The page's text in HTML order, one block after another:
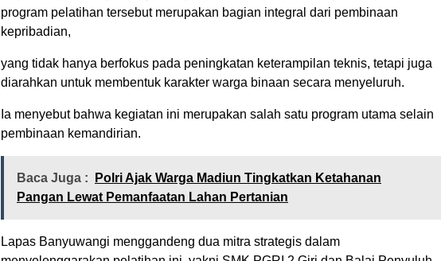
program pelatihan tersebut merupakan bagian integral dari pembinaan
kepribadian,
yang tidak hanya berfokus pada peningkatan keterampilan teknis, tetapi juga
diarahkan untuk membentuk karakter warga binaan secara menyeluruh.
Ia menyebut bahwa kegiatan ini merupakan salah satu program utama selain
pembinaan kemandirian.
Baca Juga :
Polri Ajak Warga Madiun Tingkatkan Ketahanan
Pangan Lewat Pemanfaatan Lahan Pertanian
Lapas Banyuwangi menggandeng dua mitra strategis dalam